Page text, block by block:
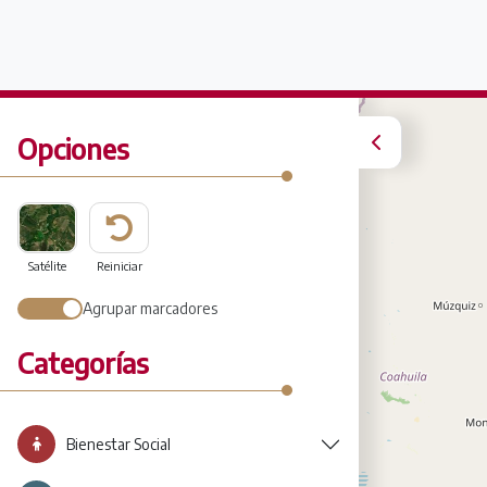
Opciones
Satélite Reiniciar
Agrupar marcadores
Categorías
Bienestar Social